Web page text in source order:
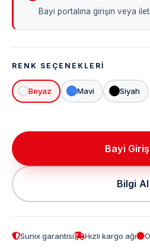
Bayi portalına girişin veya
RENK SEÇENEKLERI
Beyaz Mavi Siyah
Bayi
Bilgi Al
Sunix garantisi Hızlı kargo ağı